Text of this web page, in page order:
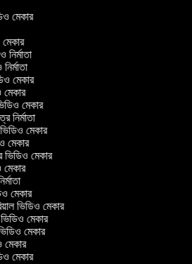
মেকার
মেকার
নির্মাতা
মেকার
মেকার
মেকার
নির্মাতা
ভিডিও মেকার
মেকার
ভিডিও মেকার
মেকার
মেকার
ভিডিও মেকার
মেকার
মেকার
মেকার
মেকার